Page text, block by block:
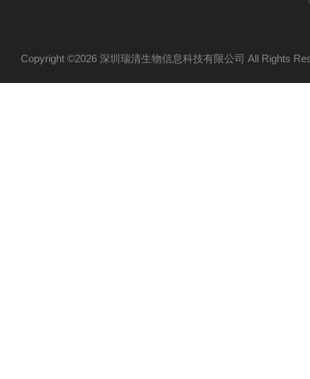
Copyright ©2026 深圳瑞清生物信息科技有限公司 All Rights